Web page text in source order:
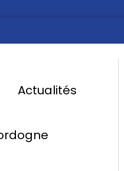
Actualités